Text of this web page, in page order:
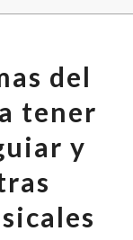
del
tener
y